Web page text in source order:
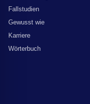
Fallstudien
Gewusst wie
Karriere
Wörterbuch